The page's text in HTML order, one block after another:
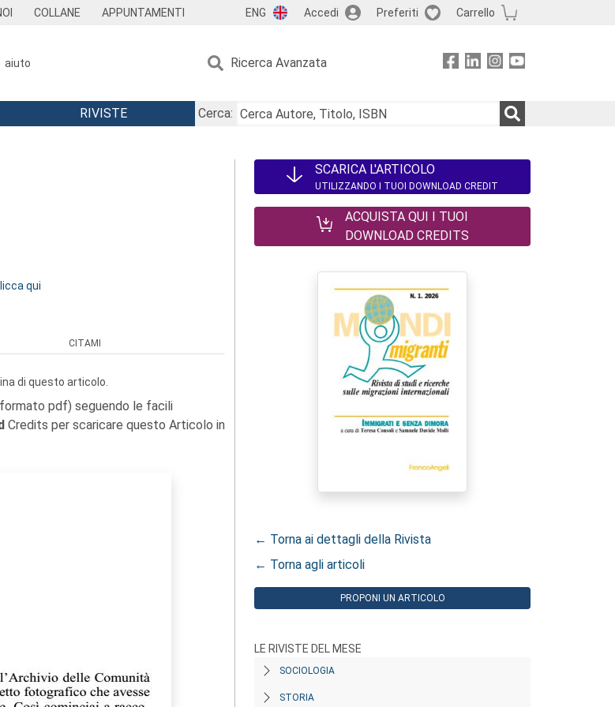
COLLANE APPUNTAMENTI ENG Accedi Preferiti Carrello
aiuto Ricerca Avanzata
RIVISTE
Cerca:
qui
CITAMI
di questo articolo.
pdf) seguendo le facili
Credits per scaricare questo Articolo in
SCARICA L'ARTICOLO
UTILIZZANDO I TUOI DOWNLOAD CREDIT
ACQUISTA QUI I TUOI
DOWNLOAD CREDITS
← Torna ai dettagli della Rivista
← Torna agli articoli
PROPONI UN ARTICOLO
LE RIVISTE DEL MESE
SOCIOLOGIA
STORIA